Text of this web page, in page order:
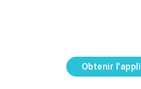
Obtenir l'appli